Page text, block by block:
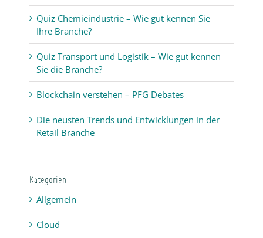
Quiz Chemieindustrie – Wie gut kennen Sie
Ihre Branche?
Quiz Transport und Logistik – Wie gut kennen
Sie die Branche?
Blockchain verstehen – PFG Debates
Die neusten Trends und Entwicklungen in der
Retail Branche
Kategorien
Allgemein
Cloud